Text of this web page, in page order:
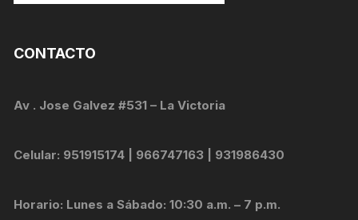
CONTACTO
Av . Jose Galvez #531 – La Victoria
Celular: 951915174 | 966747163 | 931986430
Horario: Lunes a Sábado: 10:30 a.m. – 7 p.m.